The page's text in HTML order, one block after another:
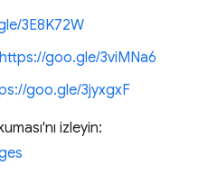
3E8K72W
https://goo.gle/3viMNa6
goo.gle/3jyxgxF
izleyin: